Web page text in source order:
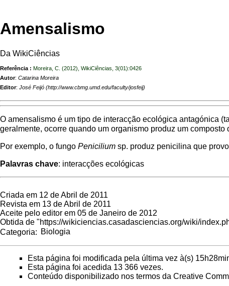
Amensalismo
Da WikiCiências
Referência : Moreira, C. (2012), WikiCiências, 3(01):0426
Autor: Catarina Moreira
Editor: José Feijó
O amensalismo é um tipo de interacção ecológica antagónica
geralmente, ocorre quando um organismo produz um
Por exemplo, o fungo Penicilium sp. produz penicilina que
Palavras chave: interacções ecológicas
Criada em 12 de Abril de 2011
Revista em 13 de Abril de 2011
Aceite pelo editor em 05 de Janeiro de 2012
Obtida de "https://wikiciencias.casadasciencias.org/wiki/
Categoria: Biologia
Esta página foi modificada pela última vez à(s)
Esta página foi acedida 13 366 vezes.
Conteúdo disponibilizado nos termos da Creative